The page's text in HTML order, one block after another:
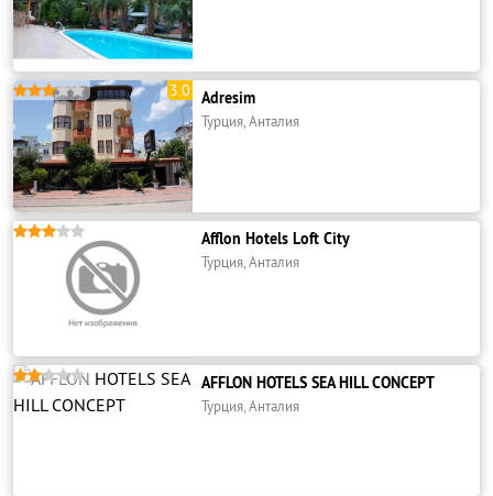
 3.0 Adresim
Турция, Анталия
 Afflon Hotels Loft City
Турция, Анталия
 AFFLON HOTELS SEA HILL CONCEPT
Турция, Анталия